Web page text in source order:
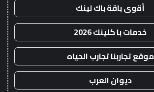
أقوى باقة باك لينك
خدمات با كلينك 2026
موقع تجاربنا تجارب الحياه
ديوان العرب